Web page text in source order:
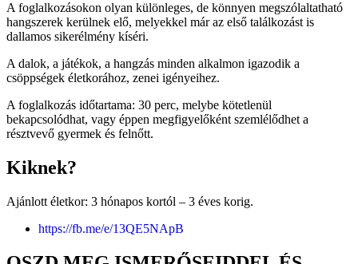
A foglalkozásokon olyan különleges, de könnyen megszólaltatható
hangszerek kerülnek elő, melyekkel már az első találkozást is
dallamos sikerélmény kíséri.
A dalok, a játékok, a hangzás minden alkalmon igazodik a
csöppségek életkorához, zenei igényeihez.
A foglalkozás időtartama: 30 perc, melybe kötetlenül
bekapcsolódhat, vagy éppen megfigyelőként szemlélődhet a
résztvevő gyermek és felnőtt.
Kiknek?
Ajánlott életkor: 3 hónapos kortól – 3 éves korig.
https://fb.me/e/13QE5NApB